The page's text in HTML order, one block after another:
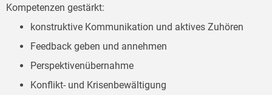
Kompetenzen gestärkt:
konstruktive Kommunikation und aktives Zuhören
Feedback geben und annehmen
Perspektivenübernahme
Konflikt- und Krisenbewältigung